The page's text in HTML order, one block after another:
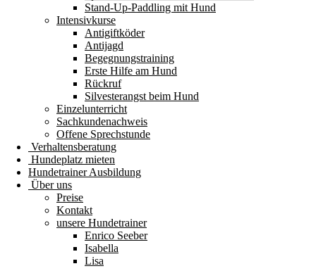
Stand-Up-Paddling mit Hund
Intensivkurse
Antigiftköder
Antijagd
Begegnungstraining
Erste Hilfe am Hund
Rückruf
Silvesterangst beim Hund
Einzelunterricht
Sachkundenachweis
Offene Sprechstunde
Verhaltensberatung
Hundeplatz mieten
Hundetrainer Ausbildung
Über uns
Preise
Kontakt
unsere Hundetrainer
Enrico Seeber
Isabella
Lisa